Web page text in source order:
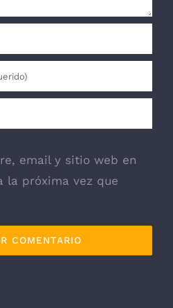
email y sitio web en
la próxima vez que